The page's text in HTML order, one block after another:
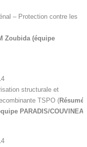
– Protection contre les
Zoubida (équipe
structurale et
TSPO (Résumé
PARADIS/